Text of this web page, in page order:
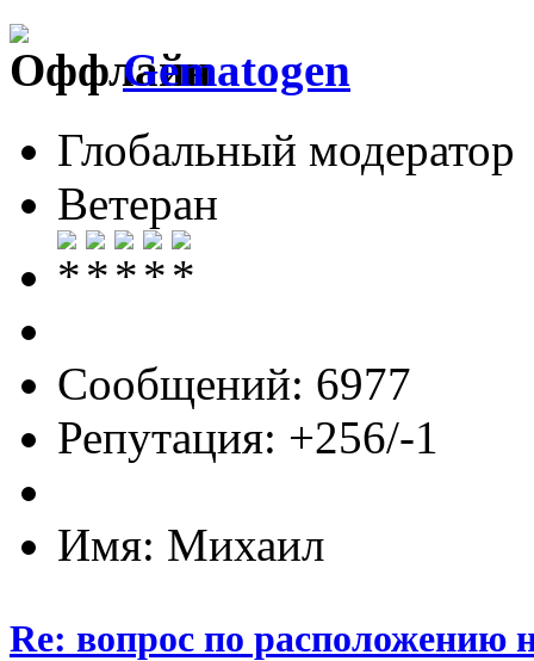
Gematogen
Глобальный модератор
Ветеран
Сообщений: 6977
Репутация: +256/-1
Имя: Михаил
Re: вопрос по расположению